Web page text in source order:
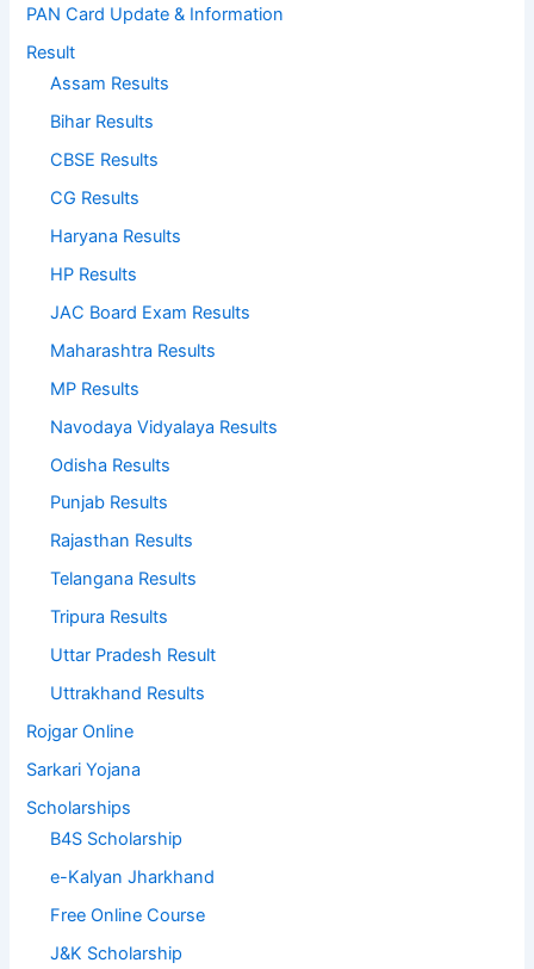
PAN Card Update & Information
Result
Assam Results
Bihar Results
CBSE Results
CG Results
Haryana Results
HP Results
JAC Board Exam Results
Maharashtra Results
MP Results
Navodaya Vidyalaya Results
Odisha Results
Punjab Results
Rajasthan Results
Telangana Results
Tripura Results
Uttar Pradesh Result
Uttrakhand Results
Rojgar Online
Sarkari Yojana
Scholarships
B4S Scholarship
e-Kalyan Jharkhand
Free Online Course
J&K Scholarship